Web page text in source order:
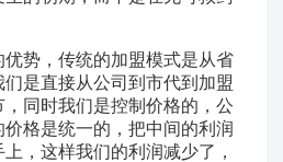
势，传统的加盟模式是从省
是直接从公司到市代到加盟
同时我们是控制价格的，公
格是统一的，把中间的利润
，这样我们的利润减少了，